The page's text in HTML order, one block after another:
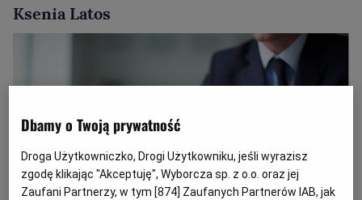
Ksenia Latos
Dbamy o Twoją prywatność
Droga Użytkowniczko, Drogi Użytkowniku, jeśli wyrazisz
zgodę klikając "Akceptuję", Wyborcza sp. z o.o. oraz jej
Zaufani Partnerzy, w tym [874] Zaufanych Partnerów IAB, jak